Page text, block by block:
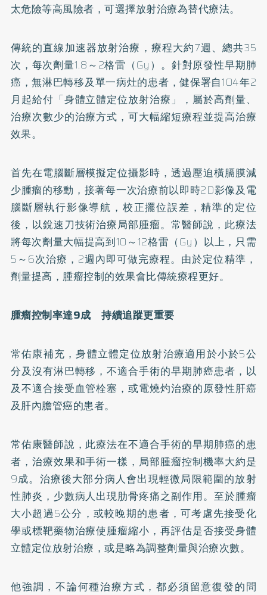
太危險等高風險者，可選擇放射治療為替代療法。
傳統的直線加速器放射治療，療程大約7週、總共35
次，每次劑量1.8～2格雷（Gy）。針對原發性早期肺
癌，無淋巴轉移及單一病灶的患者，健保署自104年2
月起給付「身體立體定位放射治療」，屬於高劑量、
治療次數少的治療方式，可大幅縮短療程並提高治療
效果。
首先在電腦斷層模擬定位攝影時，透過壓迫橫膈膜減
少腫瘤的移動，接著每一次治療前以即時2D影像及電
腦斷層執行影像導航，校正擺位誤差，精準的定位
後，以銳速刀技術治療局部腫瘤。常醫師說，此療法
將每次劑量大幅提高到10～12格雷（Gy）以上，只需
5～6次治療，2週內即可做完療程。由於定位精準，
劑量提高，腫瘤控制的效果會比傳統療程更好。
腫瘤控制率達9成 持續追蹤更重要
常佑康補充，身體立體定位放射治療適用於小於5公
分及沒有淋巴轉移，不適合手術的早期肺癌患者，以
及不適合接受血管栓塞，或電燒灼治療的原發性肝癌
及肝內膽管癌的患者。
常佑康醫師說，此療法在不適合手術的早期肺癌的患
者，治療效果和手術一樣，局部腫瘤控制機率大約是
9成。治療後大部分病人會出現輕微局限範圍的放射
性肺炎，少數病人出現肋骨疼痛之副作用。至於腫瘤
大小超過5公分，或較晚期的患者，可考慮先接受化
學或標靶藥物治療使腫瘤縮小，再評估是否接受身體
立體定位放射治療，或是略為調整劑量與治療次數。
他強調，不論何種治療方式，都必須留意復發的問